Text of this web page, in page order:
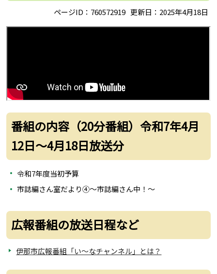
ページID：760572919 更新日：2025年4月18日
番組の内容（20分番組）令和7年4月
12日～4月18日放送分
令和7年度当初予算
市誌編さん室だより④～市誌編さん中！～
広報番組の放送日程など
伊那市広報番組「い～なチャンネル」とは？